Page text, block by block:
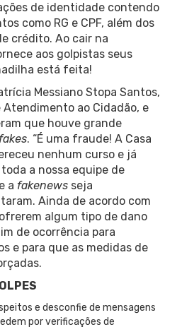
de identidade contendo
como RG e CPF, além dos
crédito. Ao cair na
aos golpistas seus
está feita!
Messiano Stopa Santos,
ao Cidadão, e
que houve grande
fakes. “É uma fraude! A Casa
nenhum curso e já
a nossa equipe de
a fakenews seja
Ainda de acordo com
algum tipo de dano
de ocorrência para
e para que as medidas de
e desconfie de mensagens
por verificações de